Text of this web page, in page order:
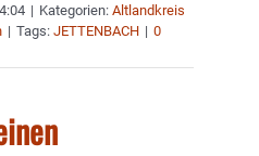
| Kategorien: Altlandkreis
| Tags: JETTENBACH | 0